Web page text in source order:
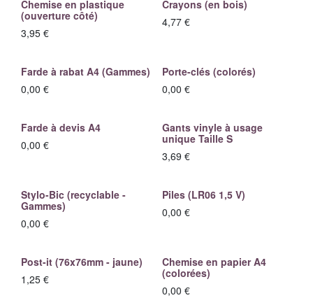
Chemise en plastique
(ouverture côté)
3,95 €
Crayons (en bois)
4,77€
Farde à rabat A4 (Gammes)
0,00 €
Porte-clés (colorés)
0,00 €
Farde à devis A4
0,00 €
Gants vinyle à usage
unique Taille S
3,69 €
Stylo-Bic (recyclable -
Gammes)
0,00 €
Piles (LR06 1,5 V)
0,00 €
Post-it (76x76mm - jaune)
1,25 €
Chemise en papier A4
(colorées)
0,00 €